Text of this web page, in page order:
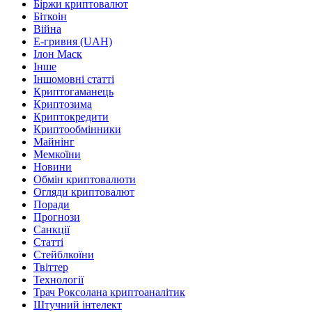
Біржи криптовалют
Біткоін
Війна
Е-гривня (UAH)
Ілон Маск
Інше
Іншомовні статті
Криптогаманець
Криптозима
Криптокредити
Криптообмінники
Майнінг
Мемкоїни
Новини
Обмін криптовалюти
Огляди криптовалют
Поради
Прогнози
Санкції
Статті
Стейблкоїни
Твіттер
Технології
Трач Роксолана криптоаналітик
Штучний інтелект